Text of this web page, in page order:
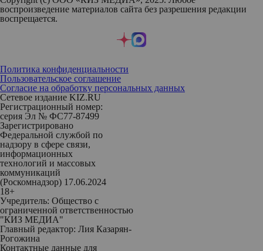
воспроизведение материалов сайта без разрешения редакции
воспрещается.
Политика конфиденциальности
Пользовательское соглашение
Согласие на обработку персональных данных
Сетевое издание KIZ.RU
Регистрационный номер:
серия Эл № ФС77-87499
Зарегистрировано
Федеральной службой по
надзору в сфере связи,
информационных
технологий и массовых
коммуникаций
(Роскомнадзор) 17.06.2024
18+
Учредитель: Общество с
ограниченной ответственностью
"КИЗ МЕДИА"
Главный редактор: Лия Казарян-
Рогожина
Контактные данные для